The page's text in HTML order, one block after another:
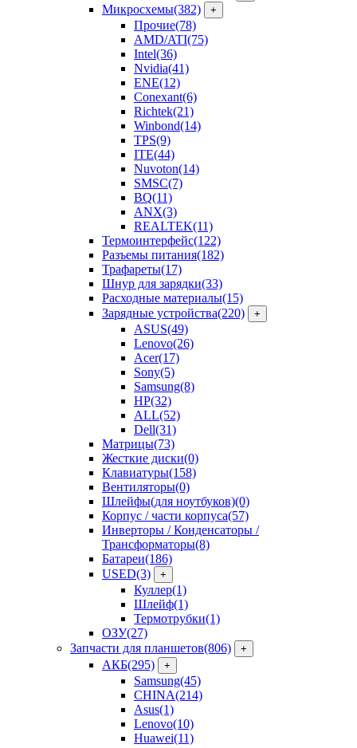
Микросхемы(382) +
Прочие(78)
AMD/ATI(75)
Intel(36)
Nvidia(41)
ENE(12)
Conexant(6)
Richtek(21)
Winbond(14)
TPS(9)
ITE(44)
Nuvoton(14)
SMSC(7)
BQ(11)
ANX(3)
REALTEK(11)
Термоинтерфейс(122)
Разъемы питания(182)
Трафареты(17)
Шнур для зарядки(33)
Расходные материалы(15)
Зарядные устройства(220) +
ASUS(49)
Lenovo(26)
Acer(17)
Sony(5)
Samsung(8)
HP(32)
ALL(52)
Dell(31)
Матрицы(73)
Жесткие диски(0)
Клавиатуры(158)
Вентиляторы(0)
Шлейфы(для ноутбуков)(0)
Корпус / части корпуса(57)
Инверторы / Конденсаторы /
Трансформаторы(8)
Батареи(186)
USED(3) +
Куллер(1)
Шлейф(1)
Термотрубки(1)
ОЗУ(27)
Запчасти для планшетов(806) +
АКБ(295) +
Samsung(45)
CHINA(214)
Asus(1)
Lenovo(10)
Huawei(11)